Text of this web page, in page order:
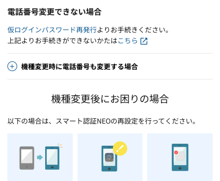
電話番号変更できない場合
仮ログインパスワード再発行よりお手続きください。
上記よりお手続きができないかたはこちら
機種変更時に電話番号も変更する場合
機種変更後にお困りの場合
以下の場合は、スマート認証NEOの再設定を行ってください。